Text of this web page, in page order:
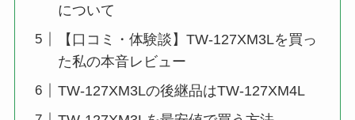
について
【口コミ・体験談】TW-127XM3Lを買っ
た私の本音レビュー
TW-127XM3Lの後継品はTW-127XM4L